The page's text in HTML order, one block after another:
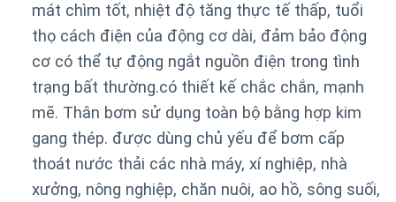
mát chìm tốt, nhiệt độ tăng thực tế thấp, tuổi
thọ cách điện của động cơ dài, đảm bảo động
cơ có thể tự động ngắt nguồn điện trong tình
trạng bất thường.có thiết kế chắc chắn, mạnh
mẽ. Thân bơm sử dụng toàn bộ bằng hợp kim
gang thép. được dùng chủ yếu để bơm cấp
thoát nước thải các nhà máy, xí nghiệp, nhà
xưởng, nông nghiệp, chăn nuôi, ao hồ, sông suối,